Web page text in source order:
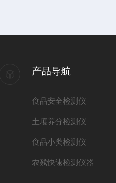
产品导航
食品安全检测仪
土壤养分检测仪
食品小类检测仪
农残快速检测仪器